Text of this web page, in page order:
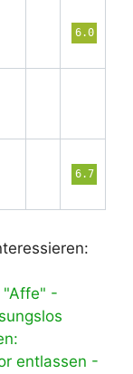
6.0
6.7
"Affe" -
entlassen -